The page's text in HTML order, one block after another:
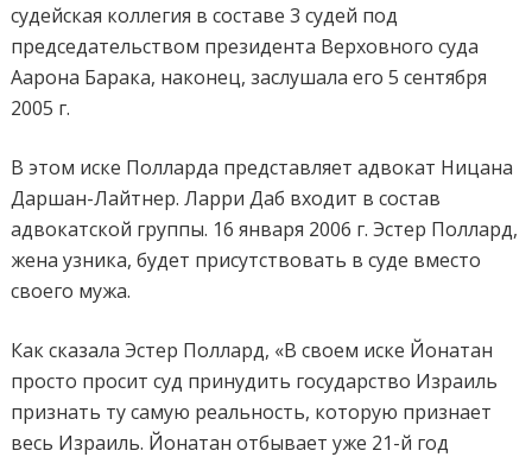
судейская коллегия в составе 3 судей под
председательством президента Верховного суда
Аарона Барака, наконец, заслушала его 5 сентября
2005 г.
В этом иске Полларда представляет адвокат Ницана
Даршан-Лайтнер. Ларри Даб входит в состав
адвокатской группы. 16 января 2006 г. Эстер Поллард,
жена узника, будет присутствовать в суде вместо
своего мужа.
Как сказала Эстер Поллард, «В своем иске Йонатан
просто просит суд принудить государство Израиль
признать ту самую реальность, которую признает
весь Израиль. Йонатан отбывает уже 21-й год